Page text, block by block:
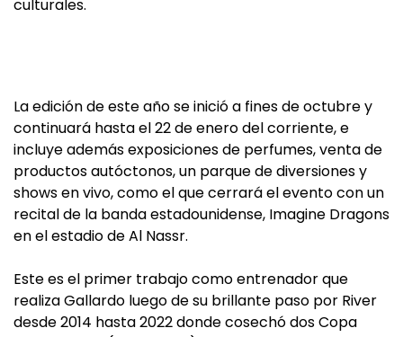
culturales.
La edición de este año se inició a fines de octubre y
continuará hasta el 22 de enero del corriente, e
incluye además exposiciones de perfumes, venta de
productos autóctonos, un parque de diversiones y
shows en vivo, como el que cerrará el evento con un
recital de la banda estadounidense, Imagine Dragons
en el estadio de Al Nassr.
Este es el primer trabajo como entrenador que
realiza Gallardo luego de su brillante paso por River
desde 2014 hasta 2022 donde cosechó dos Copa